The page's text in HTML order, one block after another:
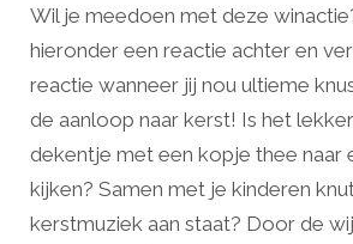
Wil je meedoen met deze
hieronder een reactie achter en
reactie wanneer jij nou ultieme
de aanloop naar kerst! Is het
dekentje met een kopje thee naar
kijken? Samen met je kinderen
kerstmuziek aan staat? Door de